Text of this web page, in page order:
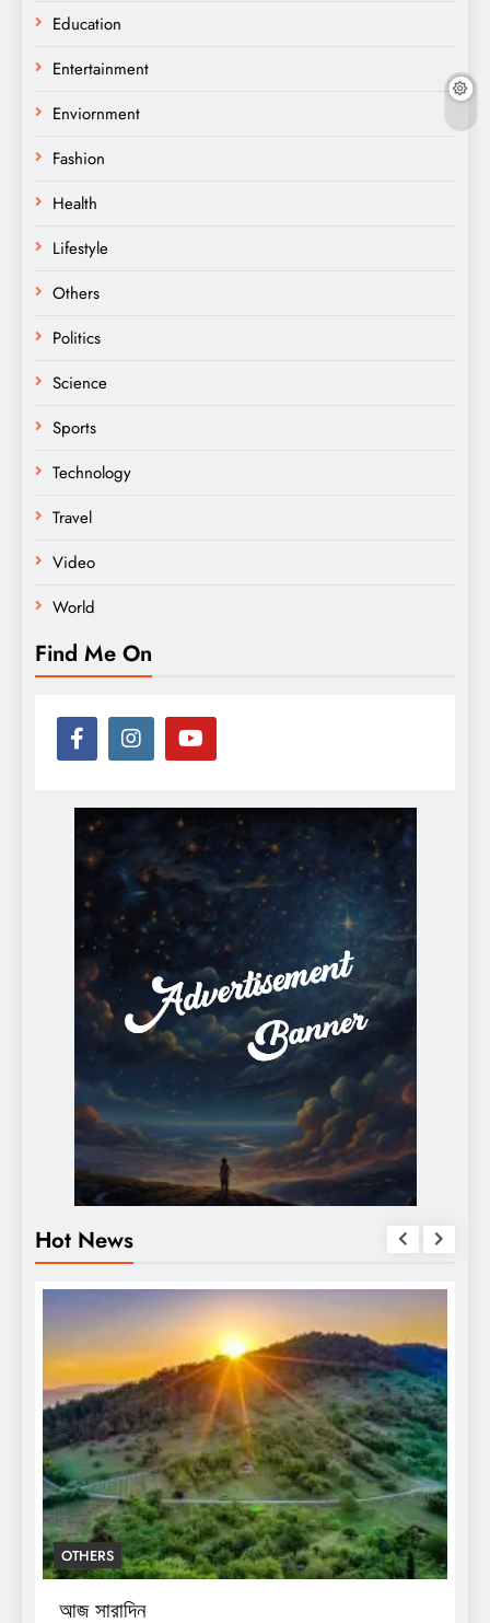
Education
Entertainment
Enviornment
Fashion
Health
Lifestyle
Others
Politics
Science
Sports
Technology
Travel
Video
World
Find Me On
Hot News
OTHERS
আজ সারাদিন